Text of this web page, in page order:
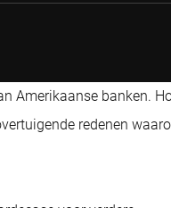
Amerikaanse banken.
redenen